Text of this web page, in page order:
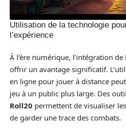
Utilisation de la technologie
l’expérience
À l’ère numérique, l’intégration
offrir un avantage significatif.
en ligne pour jouer à distance
jeu à un public plus large. Des
Roll20 permettent de visualiser
de garder une trace des combats.